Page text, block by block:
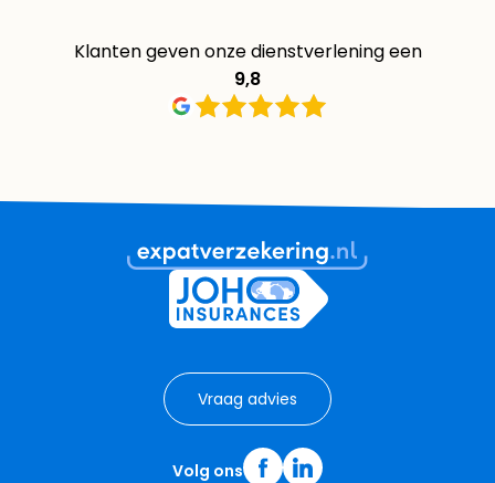
Klanten geven onze dienstverlening een
9,8
Vraag advies
Volg ons